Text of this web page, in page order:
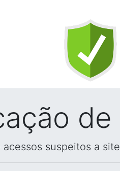
suspeitos a